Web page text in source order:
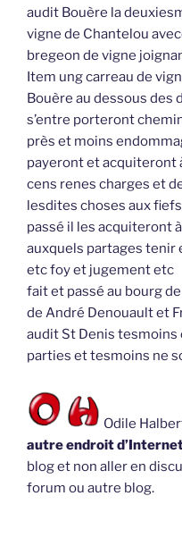
audit Bouère la
vigne de Chantelou
bregeon de vigne
Item ung carreau de
Bouère au dessous des
s’entre porteront
près et moins
payeront et acquiteront
cens renes charges et
lesdites choses aux
passé il les acquiteront
auxquels partages
etc foy et jugement etc
fait et passé au bourg
de André Denouault et
audit St Denis
parties et tesmoins ne
Odile
autre endroit
blog et non aller en
forum ou autre blog.